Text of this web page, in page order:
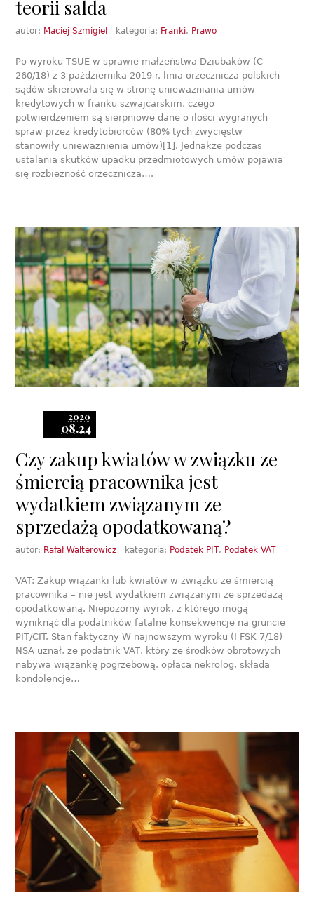
teorii salda
autor: Maciej Szmigiel kategoria: Franki, Prawo
Po wyroku TSUE w sprawie małżeństwa Dziubaków (C-
260/18) z 3 października 2019 r. linia orzecznicza polskich
sądów skierowała się w stronę unieważniania umów
kredytowych w franku szwajcarskim, czego
potwierdzeniem są sierpniowe dane o ilości wygranych
spraw przez kredytobiorców (80% tych zwycięstw
stanowiły unieważnienia umów)[1]. Jednakże podczas
ustalania skutków upadku przedmiotowych umów pojawia
się rozbieżność orzecznicza….
2020
08.24
Czy zakup kwiatów w związku ze
śmiercią pracownika jest
wydatkiem związanym ze
sprzedażą opodatkowaną?
autor: Rafał Walterowicz kategoria: Podatek PIT, Podatek VAT
VAT: Zakup wiązanki lub kwiatów w związku ze śmiercią
pracownika – nie jest wydatkiem związanym ze sprzedażą
opodatkowaną. Niepozorny wyrok, z którego mogą
wyniknąć dla podatników fatalne konsekwencje na gruncie
PIT/CIT. Stan faktyczny W najnowszym wyroku (I FSK 7/18)
NSA uznał, że podatnik VAT, który ze środków obrotowych
nabywa wiązankę pogrzebową, opłaca nekrolog, składa
kondolencje…